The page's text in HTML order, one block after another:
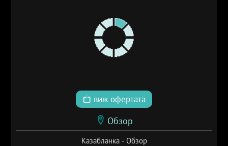
виж офертата
Обзор
Казабланка - Обзор